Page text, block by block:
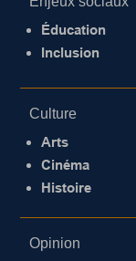
Éducation
Inclusion
Culture
Arts
Cinéma
Histoire
Opinion